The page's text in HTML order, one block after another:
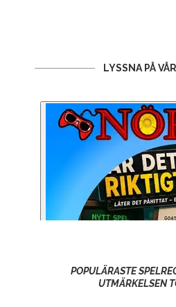
LYSSNA PÅ
POPULÄRASTE
UTMÄRKELSEN